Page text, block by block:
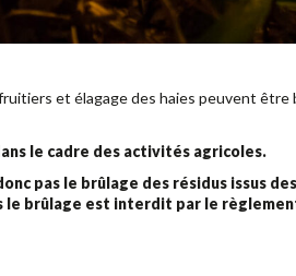
et élagage des haies peuvent
le cadre des activités agricoles.
pas le brûlage des résidus issus
le brûlage est interdit par le